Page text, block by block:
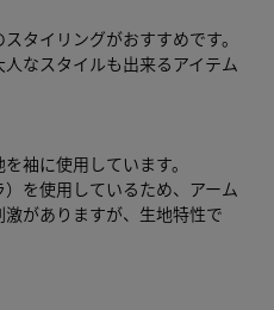
タイリングがおすすめです。
なスタイルも出来るアイテム
袖に使用しています。
を使用しているため、アーム
がありますが、生地特性で